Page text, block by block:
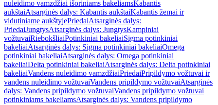
nuleidimo vamzdžiai išoriniams bakeliamsKabantis
aukštaiAtsarginės dalys: Kabantis aukštaiKabantis žemai ir
vidutiniame aukštyjePriedaiAtsarginės dalys:
PriedaiJungtysAtsarginės dalys: JungtysKampiniai
vožtuvaiRiebokšliaiPotinkiniai bakeliaiSigma potinkiniai
bakeliaiAtsarginės dalys: Sigma potinkiniai bakeliaiOmega
potinkiniai bakeliaiAtsarginės dalys: Omega potinkiniai
bakeliaiDelta potinkiniai bakeliaiAtsarginės dalys: Delta potinkiniai
bakeliaiVandens nuleidimo vamzdžiaiPriedaiPripildymo vožtuvai ir
vandens nuleidimo vožtuvaiVandens pripildymo vožtuvaiAtsarginės
dalys: Vandens pripildymo vožtuvaiVandens pripildymo vožtuvai
potinkiniams bakeliamsAtsarginės dalys: Vandens pripildymo